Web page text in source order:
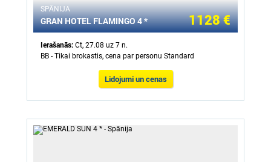
SPĀNIJA
GRAN HOTEL FLAMINGO 4 * 1128 €
Ierašanās: Ct, 27.08 uz 7 n.
BB - Tikai brokastis, cena par personu Standard
Lidojumi un cenas